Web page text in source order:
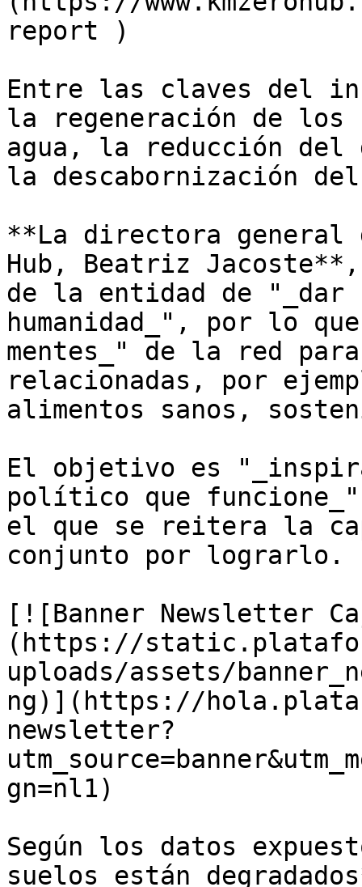
report )
Entre las claves del
la regeneración de
agua, la reducción
la descabornización
**La directora general
Hub, Beatriz
de la entidad de
humanidad_", por lo
mentes_" de la red
relacionadas, por
alimentos sanos,
El objetivo es
político que
el que se reitera la
conjunto por lograrlo.
[![Banner Newsletter
(https://
uploads/assets/
ng)](https://
newsletter?
gn=nl1)
Según los datos
suelos están